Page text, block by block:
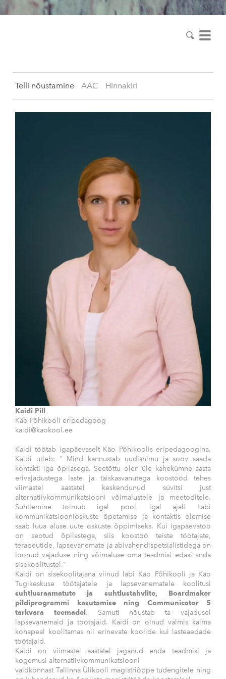
Telli nõustamine AAC Hinnakiri
Kaidi Pill
Käo Põhikooli eripedagoog
kaidi@kaokool.ee
Kaidi töötab igapäevaselt Käo Põhikoolis eripedagoogina.
Kaidi ütleb: " Mind kannustab uudishimu ja soov saada
kontakti iga õpilasega. Seetõttu olen üle kahekümne aasta
erivajadustega laste ja täiskasvanutega koostööd tehes
viimastel aastatel keskendunud süvitsi just
alternatiivkommunikatsiooni võimalustele ja meetoditele.
Suhtlemine toimub igal pool, igal ajal! Läbi
kommunikatsioonioskuste õpetamise ja kontaktis olemise
saab luua aluse uute oskuste õppimiseks. Kui igapäevatöö
on seotud õpilastega, siis koostöö teiste töötajate,
terapeutide, lapsevanemate ja abivahendispetsialistidega on
loonud vajaduse ning võimaluse oma teadmisi edasi anda
sisekoolitustel."
Kaidi on sisekoolitajana viinud läbi Käo Põhikooli ja Käo
Tugikeskuse töötajatele ja lapsevanematele koolitusi
suhtlusraamatute ja suhtlustahvlite, Boardmaker
pildiprogrammi kasutamise ning Communicator 5
tarkvara teemadel . Samuti nõustab ta vajadusel
lapsevanemaid ja töötajaid. Kaidi on olnud valmis käima
kohapeal koolitamas nii erinevate koolide kui lasteaedade
töötajaid.
Kaidi on viimastel aastatel jaganud enda teadmisi ja
kogemusi alternatiivkommunikatsiooni
valdkonnast Tallinna Ülikooli magistriõppe tudengitele ning